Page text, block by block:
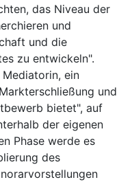
das Niveau der
und
und die
zu entwickeln".
ein
und
bietet", auf
der eigenen
Phase werde es
des